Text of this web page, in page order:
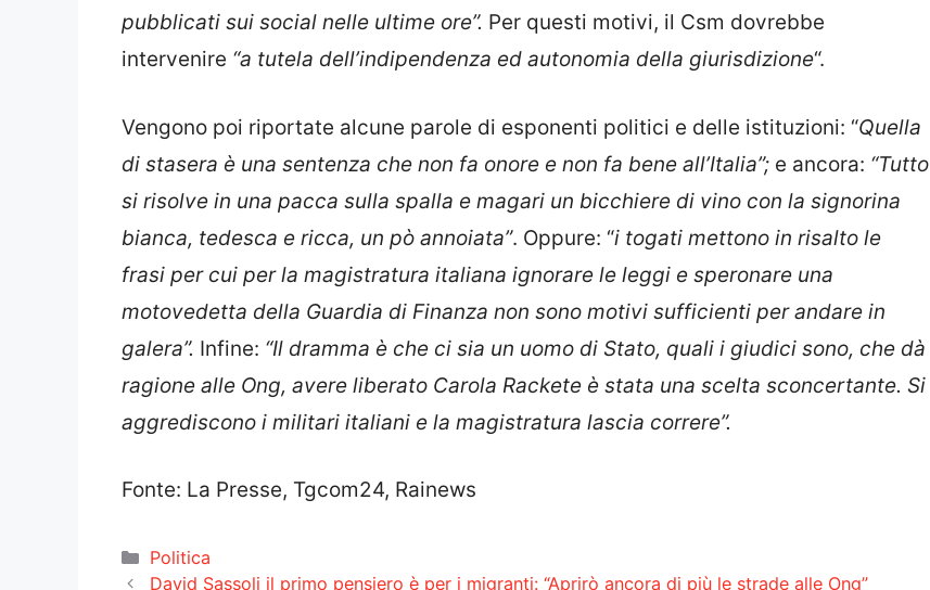
pubblicati sui social nelle ultime ore”. Per questi motivi, il Csm dovrebbe
intervenire “a tutela dell’indipendenza ed autonomia della giurisdizione“.
Vengono poi riportate alcune parole di esponenti politici e delle istituzioni: “Quella
di stasera è una sentenza che non fa onore e non fa bene all’Italia”; e ancora: “Tutto
si risolve in una pacca sulla spalla e magari un bicchiere di vino con la signorina
bianca, tedesca e ricca, un pò annoiata”. Oppure: “i togati mettono in risalto le
frasi per cui per la magistratura italiana ignorare le leggi e speronare una
motovedetta della Guardia di Finanza non sono motivi sufficienti per andare in
galera”. Infine: “Il dramma è che ci sia un uomo di Stato, quali i giudici sono, che dà
ragione alle Ong, avere liberato Carola Rackete è stata una scelta sconcertante. Si
aggrediscono i militari italiani e la magistratura lascia correre”.
Fonte: La Presse, Tgcom24, Rainews
Categorie
Politica
David Sassoli il primo pensiero è per i migranti: “Aprirò ancora di più le strade alle Ong”